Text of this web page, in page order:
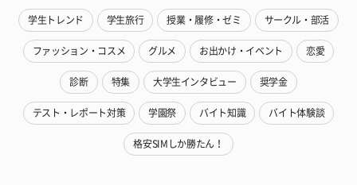
学生トレンド 学生旅行 授業・履修・ゼミ サークル・部活
ファッション・コスメ グルメ お出かけ・イベント 恋愛
診断 特集 大学生インタビュー 奨学金
テスト・レポート対策 学園祭 バイト知識 バイト体験談
格安SIMしか勝たん！